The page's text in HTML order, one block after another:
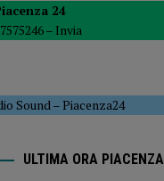
24
– Invia
Sound –Piacenza24
ULTIMA ORA PIACENZA